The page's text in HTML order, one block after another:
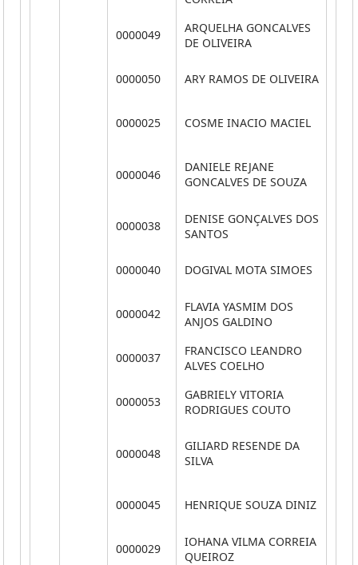
0000049
ARQUELHA GONCALVES
DE OLIVEIRA
0000050 ARY RAMOS DE OLIVEIRA
0000025 COSME INACIO MACIEL
0000046
DANIELE REJANE
GONCALVES DE SOUZA
0000038
DENISE GONÇALVES DOS
SANTOS
0000040 DOGIVAL MOTA SIMOES
0000042
FLAVIA YASMIM DOS
ANJOS GALDINO
0000037
FRANCISCO LEANDRO
ALVES COELHO
0000053
GABRIELY VITORIA
RODRIGUES COUTO
0000048
GILIARD RESENDE DA
SILVA
0000045 HENRIQUE SOUZA DINIZ
0000029
IOHANA VILMA CORREIA
QUEIROZ